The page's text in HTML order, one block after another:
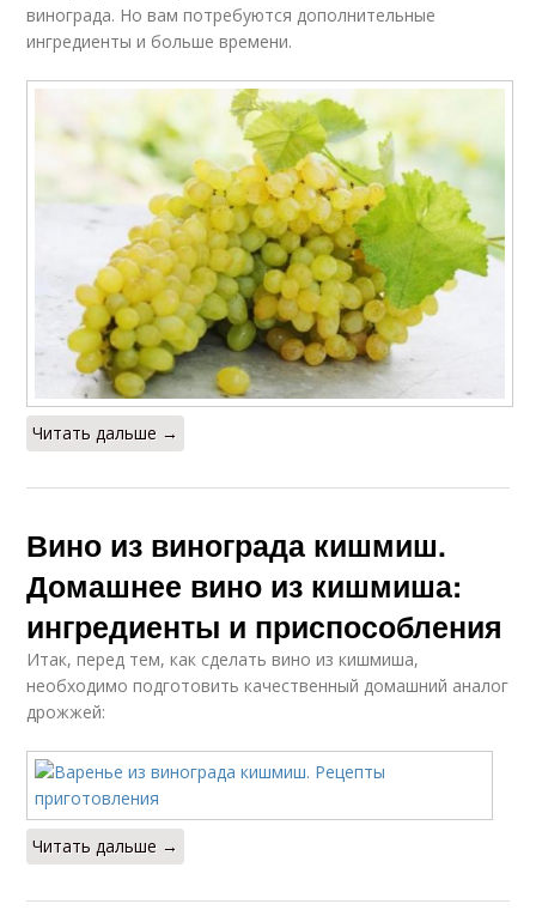
Сорта для белого
вина
Вино из цитронного
Белое вино
Вина из сухого
винограда
Вино из кишмиш Кишмиш на зиму
Вина из белого
винограда
Вина из кишмиша Виноград к вину
Ароматное вино
Вино из синего
винограда
Вина из синего
винограда
Виноград для вина
винограда. Но вам потребуются дополнительные
ингредиенты и больше времени.
Читать дальше →
Вино из винограда кишмиш.
Домашнее вино из кишмиша:
ингредиенты и приспособления
Итак, перед тем, как сделать вино из кишмиша,
необходимо подготовить качественный домашний аналог
дрожжей:
Читать дальше →